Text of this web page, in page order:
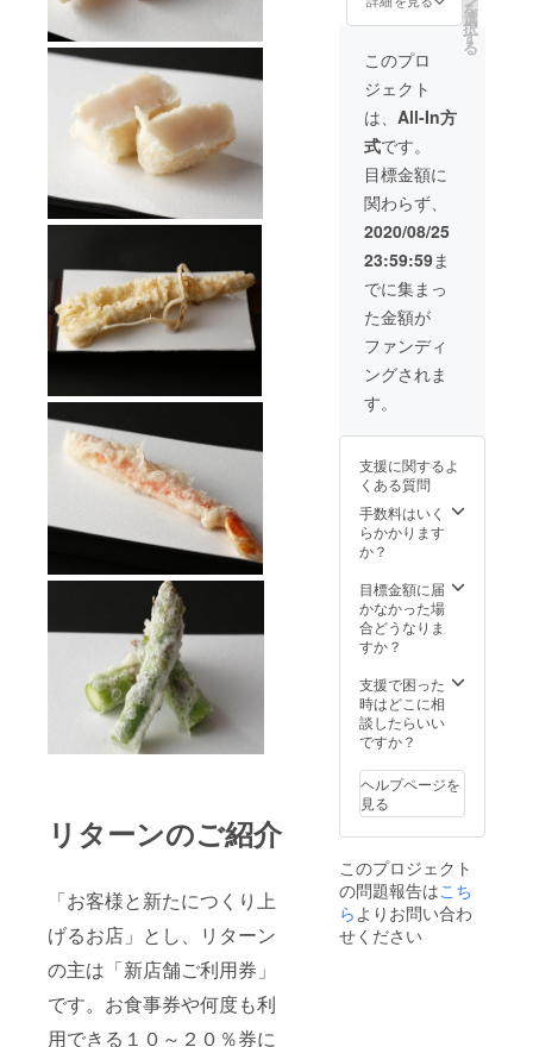
リターンのご紹介
「お客様と新たにつくり上
げるお店」とし、リターン
の主は「新店舗ご利用券」
です。お食事券や何度も利
用できる１０～２０％券に
名様程
のご用
意でご
来店は
１５名
様まで
可能。
飲み放
題は2.5
時間制
です。
１回限
り。●画
像は現
店舗の
内観で
す。 有
効期
限：
2020年
2月末
を
選
択
す
る
このプロ
ジェクト
は、 All-In方
式です。
目標金額に
関わらず、
2020/08/25
23:59:59ま
でに集まっ
た金額が
ファンディ
ングされま
す。
支援に関するよ
くある質問
手数料はいく
らかかります
か？
目標金額に届
かなかった場
合どうなりま
すか？
支援で困った
時はどこに相
談したらいい
ですか？
ヘルプページを
見る
このプロジェクト
の問題報告はこち
らよりお問い合わ
せください